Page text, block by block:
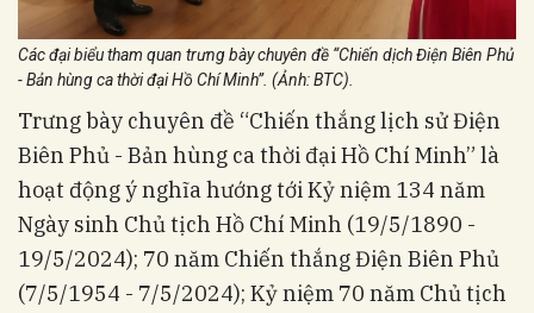
Các đại biểu tham quan trưng bày chuyên đề “Chiến dịch Điện Biên Phủ
- Bản hùng ca thời đại Hồ Chí Minh”. (Ảnh: BTC).
Trưng bày chuyên đề “Chiến thắng lịch sử Điện
Biên Phủ - Bản hùng ca thời đại Hồ Chí Minh” là
hoạt động ý nghĩa hướng tới Kỷ niệm 134 năm
Ngày sinh Chủ tịch Hồ Chí Minh (19/5/1890 -
19/5/2024); 70 năm Chiến thắng Điện Biên Phủ
(7/5/1954 - 7/5/2024); Kỷ niệm 70 năm Chủ tịch